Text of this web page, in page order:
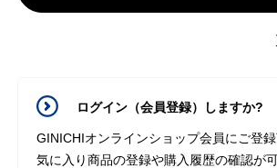
ログイン（会員登録）しますか?
GINICHIオンラインショップ会員にご登
気に入り商品の登録や購入履歴の確認が